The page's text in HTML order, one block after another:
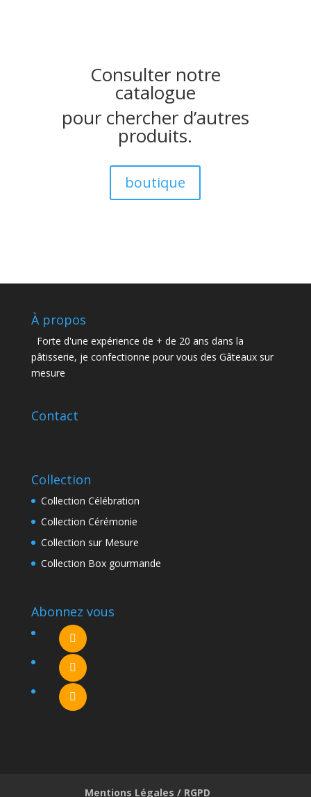
Consulter notre
catalogue
pour chercher d’autres
produits.
boutique
À propos
Forte d'une expérience de + de 20 ans dans la
pâtisserie, je confectionne pour vous des Gâteaux sur
mesure
Contact
Collection
Collection Célébration
Collection Cérémonie
Collection sur Mesure
Collection Box gourmande
Abonnez vous
Mentions Légales / RGPD